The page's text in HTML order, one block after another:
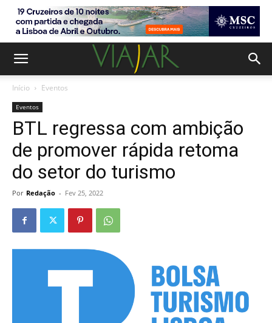
Início Eventos
Eventos
BTL regressa com ambição
de promover rápida retoma
do setor do turismo
Por Redação - Fev 25, 2022